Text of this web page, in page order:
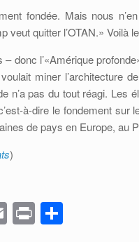
fondée. Mais nous
veut quitter l’OTAN.» Voilà
donc l’«Amérique
miner l’architecture
n’a pas du tout réagi.
à-dire le fondement sur
de pays en Europe, au
)
E Pr